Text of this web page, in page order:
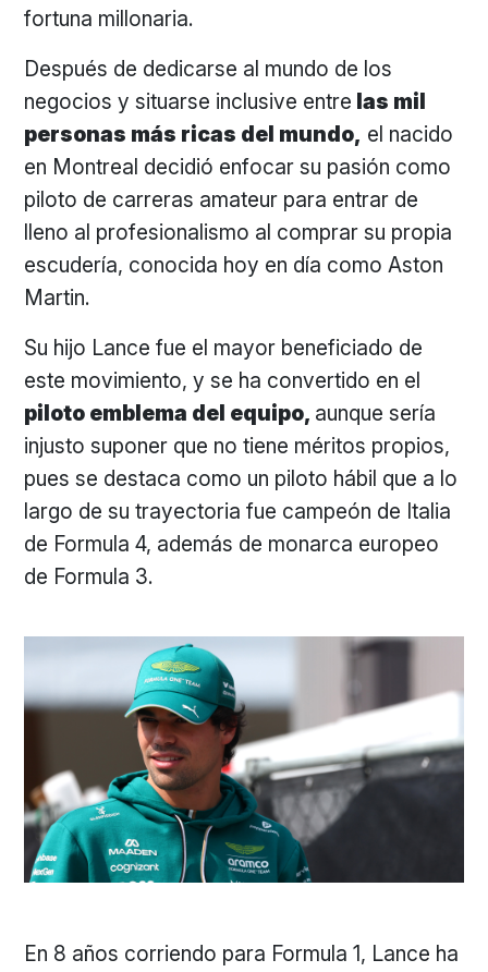
fortuna millonaria.
Después de dedicarse al mundo de los
negocios y situarse inclusive entre las mil
personas más ricas del mundo, el nacido
en Montreal decidió enfocar su pasión como
piloto de carreras amateur para entrar de
lleno al profesionalismo al comprar su propia
escudería, conocida hoy en día como Aston
Martin.
Su hijo Lance fue el mayor beneficiado de
este movimiento, y se ha convertido en el
piloto emblema del equipo, aunque sería
injusto suponer que no tiene méritos propios,
pues se destaca como un piloto hábil que a lo
largo de su trayectoria fue campeón de Italia
de Formula 4, además de monarca europeo
de Formula 3.
En 8 años corriendo para Formula 1, Lance ha